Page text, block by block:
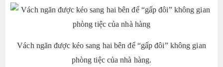
Vách ngăn được kéo sang hai bên để “gấp đôi” không gian
phòng tiệc của nhà hàng.